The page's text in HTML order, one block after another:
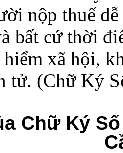
nộp thuế
bất cứ thời
xã hội,
tử. (Chữ Ký
Chữ Ký